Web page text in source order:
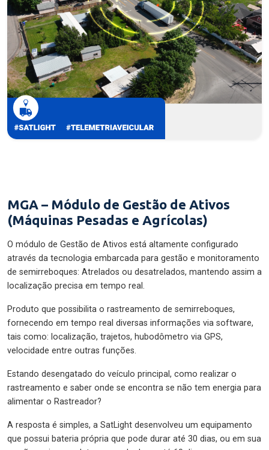
MGA – Módulo de Gestão de Ativos
(Máquinas Pesadas e Agrícolas)
O módulo de Gestão de Ativos está altamente configurado
através da tecnologia embarcada para gestão e monitoramento
de semirreboques: Atrelados ou desatrelados, mantendo assim a
localização precisa em tempo real.
Produto que possibilita o rastreamento de semirreboques,
fornecendo em tempo real diversas informações via software,
tais como: localização, trajetos, hubodômetro via GPS,
velocidade entre outras funções.
Estando desengatado do veículo principal, como realizar o
rastreamento e saber onde se encontra se não tem energia para
alimentar o Rastreador?
A resposta é simples, a SatLight desenvolveu um equipamento
que possui bateria própria que pode durar até 30 dias, ou em sua